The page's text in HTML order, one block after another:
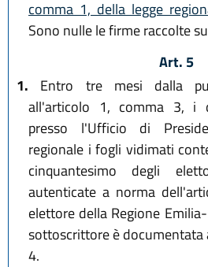
comma 1, della legge
Sono nulle le firme raccolte
Art. 5
1. Entro tre mesi dalla
all'articolo 1, comma 3, i
presso l'Ufficio di
regionale i fogli vidimati
cinquantesimo degli
autenticate a norma
elettore della Regione
sottoscrittore è
4.